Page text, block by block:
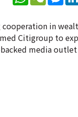
cooperation in
Citigroup to
media outlet